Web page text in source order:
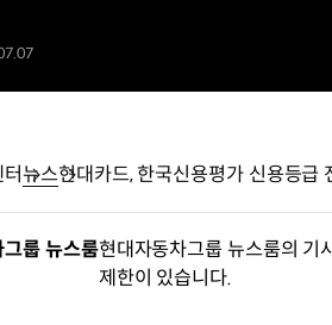
터뉴스현대카드, 한국신용평가 신용등
룹 뉴스룸현대자동차그룹 뉴스룸의 기
제한이 있습니다.